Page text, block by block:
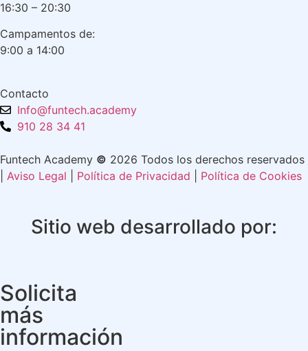
16:30 – 20:30
Campamentos de:
9:00 a 14:00
Contacto
Info@funtech.academy
910 28 34 41
Funtech Academy © 2026 Todos los derechos reservados
Aviso Legal Política de Privacidad Política de Cookies
Sitio web desarrollado por:
Solicita
más
información